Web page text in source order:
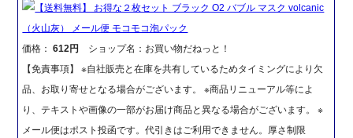
【送料無料】 お得な２枚セット ブラック O2 バブル マスク volcanic
（火山灰） メール便 モコモコ泡パック
価格：612円
ショップ名：お買い物だねっと！
【免責事項】 ※自社販売と在庫を共有しているためタイミングにより欠
品、お取り寄せとなる場合がございます。 ※商品リニューアル等によ
り、テキストや画像の一部がお届け商品と異なる場合がございます。 ※
メール便はポスト投函です。代引きはご利用できません。厚さ制限